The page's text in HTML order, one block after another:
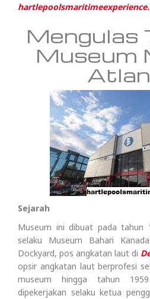
Mengulas
Museum
Sejarah
Museum ini dibuat pada tahun
selaku Museum Bahari
Dockyard, pos angkatan laut di
opsir angkatan laut berprofesi
museum hingga tahun
dipekerjakan selaku ketua